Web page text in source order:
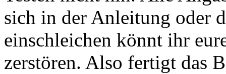
sich in der Anleitung oder
einschleichen könnt ihr
zerstören. Also fertigt das